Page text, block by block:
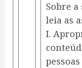
Sobre
leia as
I.